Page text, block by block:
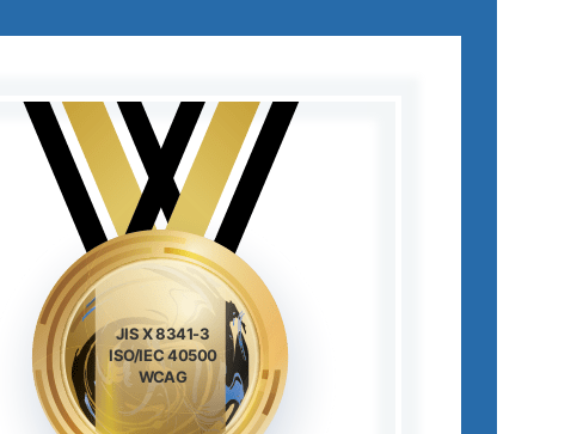
JIS X 8341-3
ISO/IEC 40500
WCAG